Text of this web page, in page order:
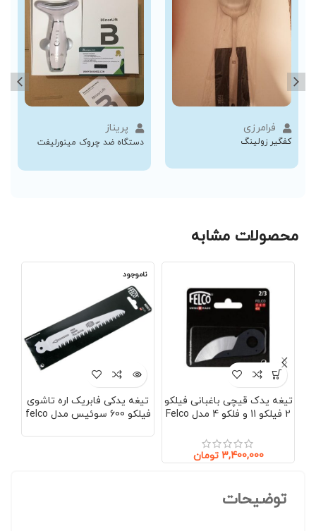
فرامرزی
کفگیر زولینگ
پریناز
دستگاه ضد چروک مینورلیفت
محصولات مشابه
تیغه یدک قیچی باغبانی فیلکو
2 فیلکو 11 و فلکو 4 مدل Felco
3,400,000 تومان
ناموجود
تیغه یدکی فابریک اره تاشوی
فیلکو 600 سوئیس مدل felco
توضیحات